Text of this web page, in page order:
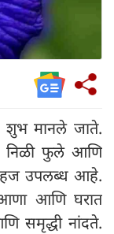
शुभ मानले जाते.
निळी फुले आणि
उपलब्ध आहे.
आणा आणि घरात
समृद्धी नांदते.